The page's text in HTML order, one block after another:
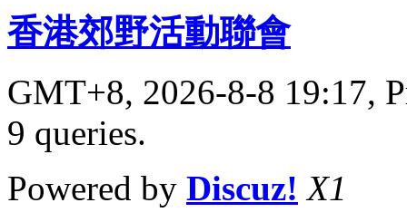
香港郊野活動聯會
GMT+8, 2026-8-8 19:17,
9 queries.
Powered by Discuz! X1